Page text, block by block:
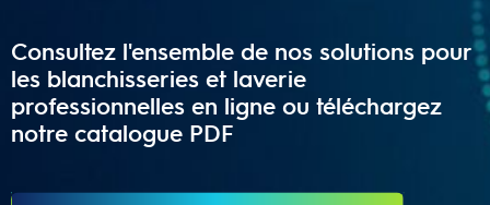
Consultez l'ensemble de nos solutions pour
les blanchisseries et laverie
professionnelles en ligne ou téléchargez
notre catalogue PDF